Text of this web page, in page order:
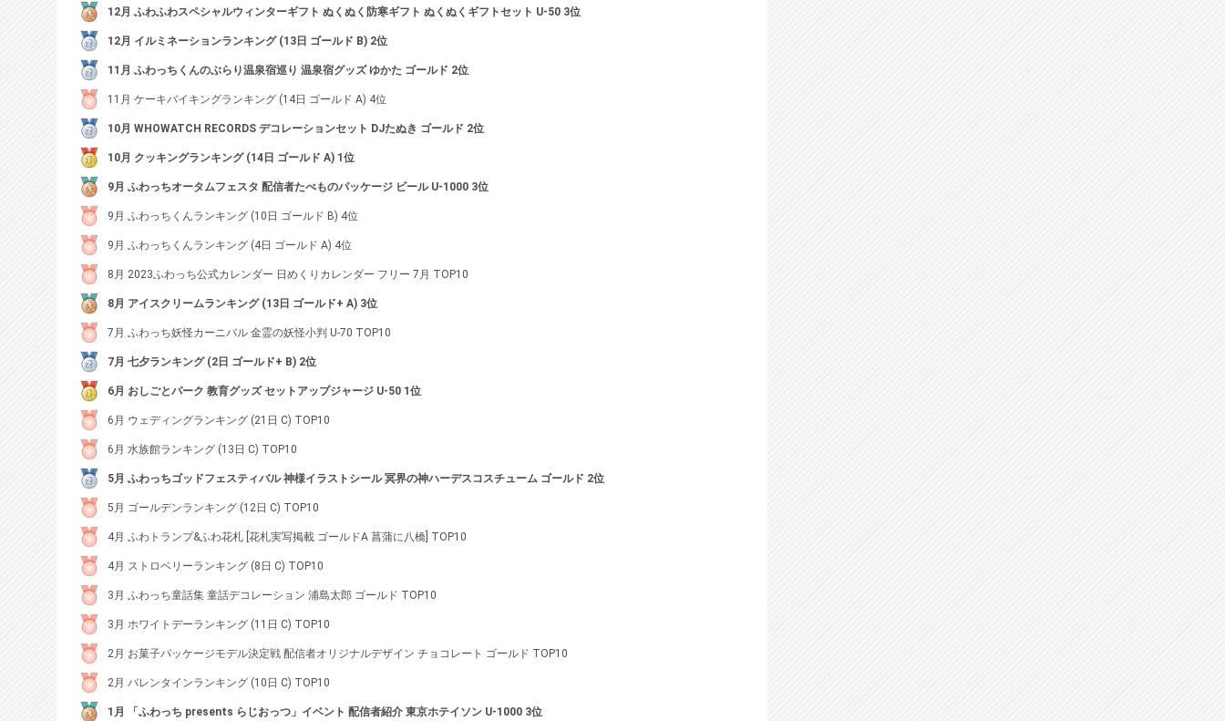
12月 ふわふわスペシャルウィンターギフト ぬくぬく防寒ギフト ぬくぬくギフトセット U-50 3位
12月 イルミネーションランキング (13日 ゴールド B) 2位
11月 ふわっちくんのぶらり温泉宿巡り 温泉宿グッズ ゆかた ゴールド 2位
11月 ケーキバイキングランキング (14日 ゴールド A) 4位
10月 WHOWATCH RECORDS デコレーションセット DJたぬき ゴールド 2位
10月 クッキングランキング (14日 ゴールド A) 1位
9月 ふわっちオータムフェスタ 配信者たべものパッケージ ビール U-1000 3位
9月 ふわっちくんランキング (10日 ゴールド B) 4位
9月 ふわっちくんランキング (4日 ゴールド A) 4位
8月 2023ふわっち公式カレンダー 日めくりカレンダー フリー 7月 TOP10
8月 アイスクリームランキング (13日 ゴールド+ A) 3位
7月 ふわっち妖怪カーニバル 金霊の妖怪小判 U-70 TOP10
7月 七夕ランキング (2日 ゴールド+ B) 2位
6月 おしごとパーク 教育グッズ セットアップジャージ U-50 1位
6月 ウェディングランキング (21日 C) TOP10
6月 水族館ランキング (13日 C) TOP10
5月 ふわっちゴッドフェスティバル 神様イラストシール 冥界の神ハーデスコスチューム ゴールド 2位
5月 ゴールデンランキング (12日 C) TOP10
4月 ふわトランプ&ふわ花札 [花札実写掲載 ゴールドA 菖蒲に八橋] TOP10
4月 ストロベリーランキング (8日 C) TOP10
3月 ふわっち童話集 童話デコレーション 浦島太郎 ゴールド TOP10
3月 ホワイトデーランキング (11日 C) TOP10
2月 お菓子パッケージモデル決定戦 配信者オリジナルデザイン チョコレート ゴールド TOP10
2月 バレンタインランキング (10日 C) TOP10
1月 「ふわっち presents らじおっつ」イベント 配信者紹介 東京ホテイソン U-1000 3位